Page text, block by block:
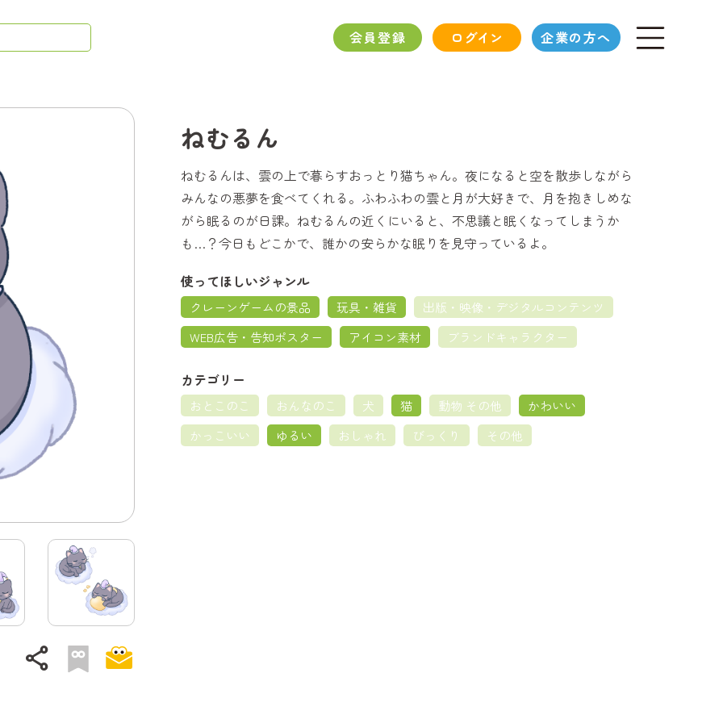
会員登録 ログイン 企業の方へ
share
ねむるん
ねむるんは、雲の上で暮らすおっとり猫ちゃん。夜になると空を散歩しながら
みんなの悪夢を食べてくれる。ふわふわの雲と月が大好きで、月を抱きしめな
がら眠るのが日課。ねむるんの近くにいると、不思議と眠くなってしまうか
も…？今日もどこかで、誰かの安らかな眠りを見守っているよ。
使ってほしいジャンル
クレーンゲームの景品 玩具・雑貨
出版・映像・デジタルコンテンツ
WEB広告・告知ポスター
アイコン素材 ブランドキャラクター
カテゴリー
おとこのこ おんなのこ 犬 猫 動物 その他
かわいい
かっこいい
ゆるい おしゃれ びっくり その他